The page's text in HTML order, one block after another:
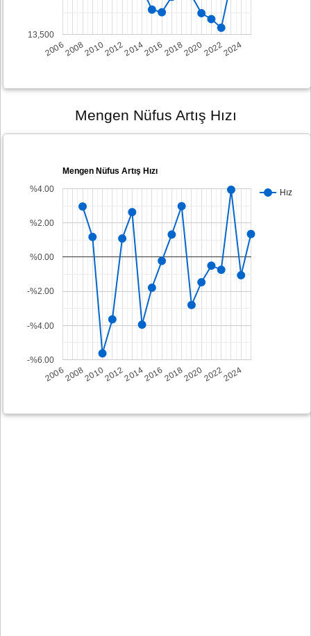
2006200820102012201420162018202020222024
13,500
Mengen Nüfus Artış Hızı
Mengen Nüfus Artış Hızı
Hız
2006200820102012201420162018202020222024
-%6.00
-%4.00
-%2.00
%0.00
%2.00
%4.00